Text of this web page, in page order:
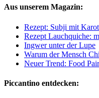
Aus unserem Magazin:
Rezept: Subji mit
Rezept Lauchquiche:
Ingwer unter der Lupe
Warum der Mensch
Neuer Trend: Food
Piccantino entdecken: